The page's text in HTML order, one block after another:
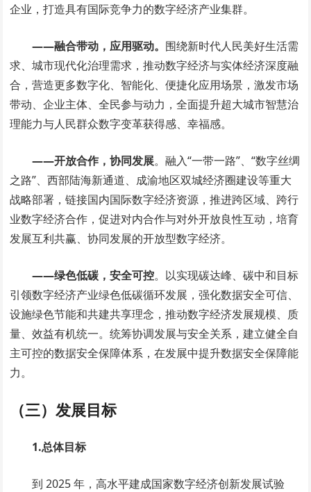
企业，打造具有国际竞争力的数字经济产业集群。
——融合带动，应用驱动。 围绕新时代人民美好生活需
求、城市现代化治理需求，推动数字经济与实体经济深度融
合，营造更多数字化、智能化、便捷化应用场景，激发市场
带动、企业主体、全民参与动力，全面提升超大城市智慧治
理能力与人民群众数字变革获得感、幸福感。
——开放合作，协同发展。融入“一带一路”、“数字丝绸
之路”、西部陆海新通道、成渝地区双城经济圈建设等重大
战略部署，链接国内国际数字经济资源，推进跨区域、跨行
业数字经济合作，促进对内合作与对外开放良性互动，培育
发展互利共赢、协同发展的开放型数字经济。
——绿色低碳，安全可控。以实现碳达峰、碳中和目标
引领数字经济产业绿色低碳循环发展，强化数据安全可信、
设施绿色节能和共建共享理念，推动数字经济发展规模、质
量、效益有机统一。统筹协调发展与安全关系，建立健全自
主可控的数据安全保障体系，在发展中提升数据安全保障能
力。
（三）发展目标
1.总体目标
到 2025 年，高水平建成国家数字经济创新发展试验